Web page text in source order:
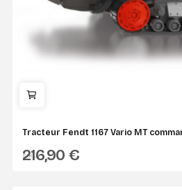
Tracteur Fendt 1167 Vario MT
SIKU
216,90 €